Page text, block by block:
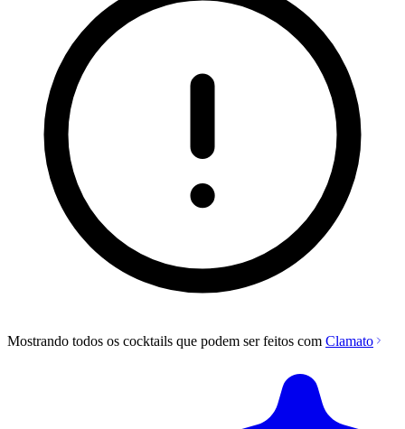
Mostrando todos os cocktails que podem ser feitos com Clamato